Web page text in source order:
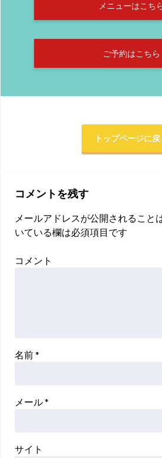
メニューはこち
ご予約はこちら
トップページに戻
コメントを残す
メールアドレスが公開されること
いている欄は必須項目です
コメント
名前*
メール*
サイト